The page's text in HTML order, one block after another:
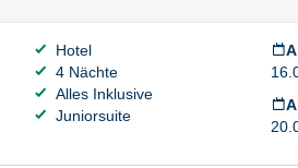
Hotel
4 Nächte
Alles Inklusive
Juniorsuite